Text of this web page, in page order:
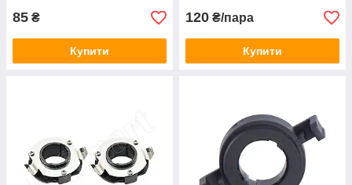
85 ₴
Купити
120 ₴/пара
Купити